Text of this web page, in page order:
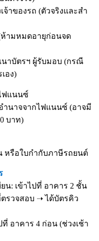
าของรถ (ตัวจริงและสำ
ามหมดอายุก่อนจด
นาบัตรฯ ผู้รับมอบ (กรณี
อง)
ฟแนนซ์
ำนาจจากไฟแนนซ์ (อาจมี
บาท)
หรือใบกำกับภาษีรถยนต์
น: เข้าไปที่ อาคาร 2 ชั้น
ตรวจสอบ ➝ ได้บัตรคิว
อาคาร 4 ก่อน (ช่วงเช้า